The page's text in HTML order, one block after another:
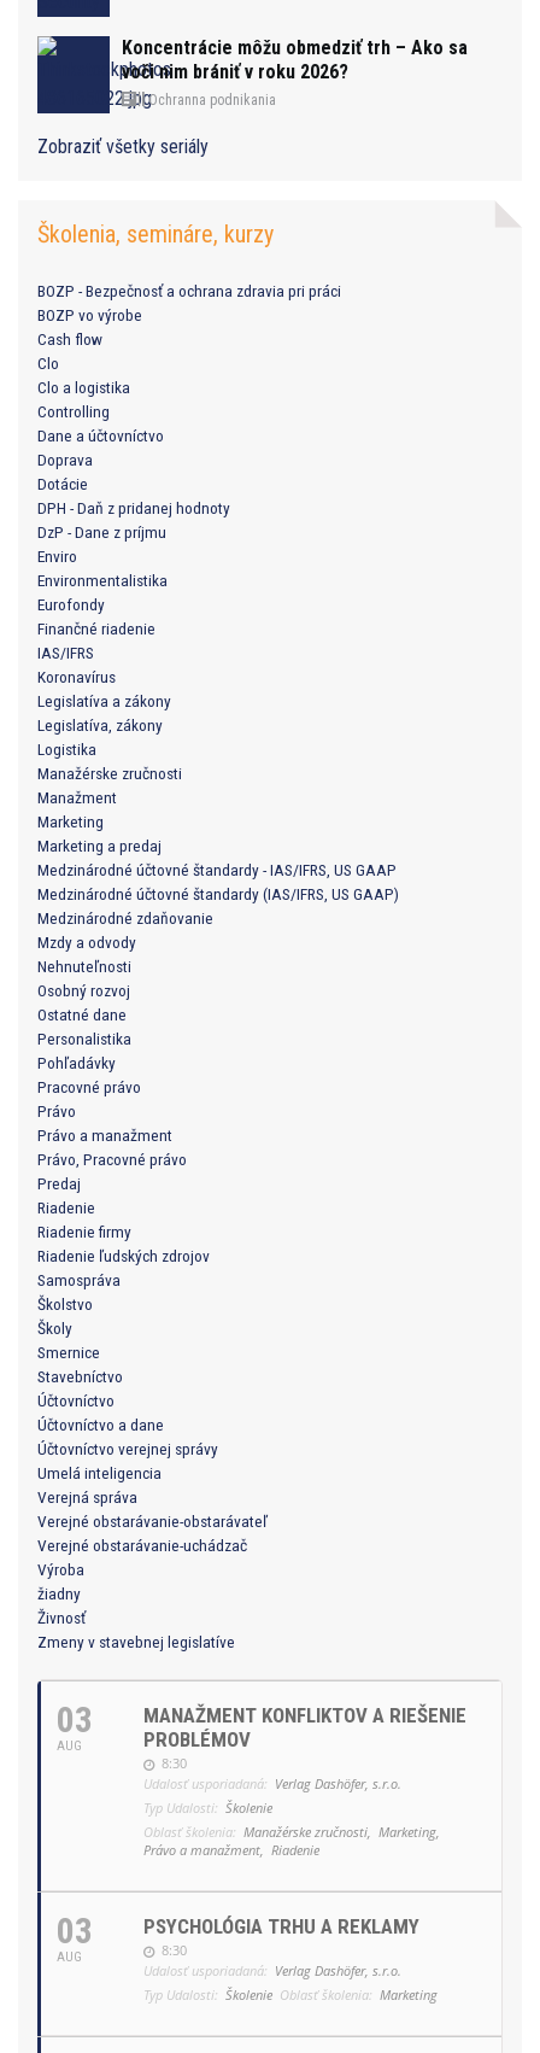
Koncentrácie môžu obmedziť trh – Ako sa
voči nim brániť v roku 2026?
Ochranna podnikania
Zobraziť všetky seriály
Školenia, semináre, kurzy
BOZP - Bezpečnosť a ochrana zdravia pri práci
BOZP vo výrobe
Cash flow
Clo
Clo a logistika
Controlling
Dane a účtovníctvo
Doprava
Dotácie
DPH - Daň z pridanej hodnoty
DzP - Dane z príjmu
Enviro
Environmentalistika
Eurofondy
Finančné riadenie
IAS/IFRS
Koronavírus
Legislatíva a zákony
Legislatíva, zákony
Logistika
Manažérske zručnosti
Manažment
Marketing
Marketing a predaj
Medzinárodné účtovné štandardy - IAS/IFRS, US GAAP
Medzinárodné účtovné štandardy (IAS/IFRS, US GAAP)
Medzinárodné zdaňovanie
Mzdy a odvody
Nehnuteľnosti
Osobný rozvoj
Ostatné dane
Personalistika
Pohľadávky
Pracovné právo
Právo
Právo a manažment
Právo, Pracovné právo
Predaj
Riadenie
Riadenie firmy
Riadenie ľudských zdrojov
Samospráva
Školstvo
Školy
Smernice
Stavebníctvo
Účtovníctvo
Účtovníctvo a dane
Účtovníctvo verejnej správy
Umelá inteligencia
Verejná správa
Verejné obstarávanie-obstarávateľ
Verejné obstarávanie-uchádzač
Výroba
žiadny
Živnosť
Zmeny v stavebnej legislatíve
03
AUG
MANAŽMENT KONFLIKTOV A RIEŠENIE
PROBLÉMOV
8:30
Udalosť usporiadaná: Verlag Dashöfer, s.r.o.
Typ Udalosti: Školenie
Oblasť školenia: Manažérske zručnosti, Marketing,
Právo a manažment, Riadenie
03
AUG
PSYCHOLÓGIA TRHU A REKLAMY
8:30
Udalosť usporiadaná: Verlag Dashöfer, s.r.o.
Typ Udalosti: Školenie Oblasť školenia: Marketing